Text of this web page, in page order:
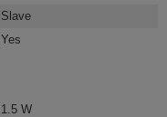
Slave
Yes
1.5 W